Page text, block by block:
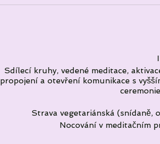
Sdílecí kruhy, vedené meditace,
propojení a otevření komunikace s
Strava vegetariánská (snídaně,
Nocování v meditačním